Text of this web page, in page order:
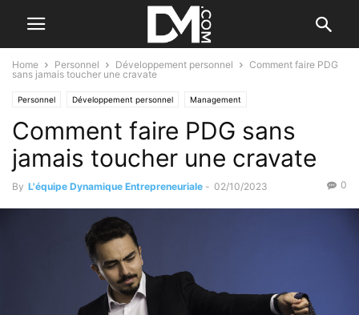
Home Personnel Développement personnel
Comment faire PDG
sans jamais toucher une cravate
Personnel Développement personnel Management
Les qualités de l'entrepreneur
Comment faire PDG sans
jamais toucher une cravate
By L'équipe Dynamique Entrepreneuriale - 02/10/2023 0